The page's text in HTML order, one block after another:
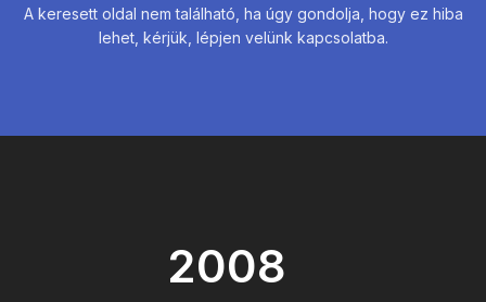
A keresett oldal nem található, ha úgy gondolja, hogy ez hiba
lehet, kérjük, lépjen velünk kapcsolatba.
2008